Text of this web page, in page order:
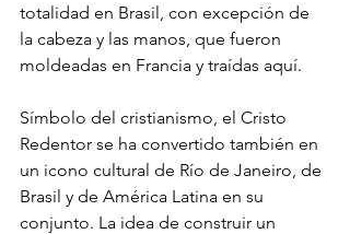
totalidad en Brasil, con excepción de
la cabeza y las manos, que fueron
moldeadas en Francia y traídas aquí.
Símbolo del cristianismo, el Cristo
Redentor se ha convertido también en
un icono cultural de Río de Janeiro, de
Brasil y de América Latina en su
conjunto. La idea de construir un